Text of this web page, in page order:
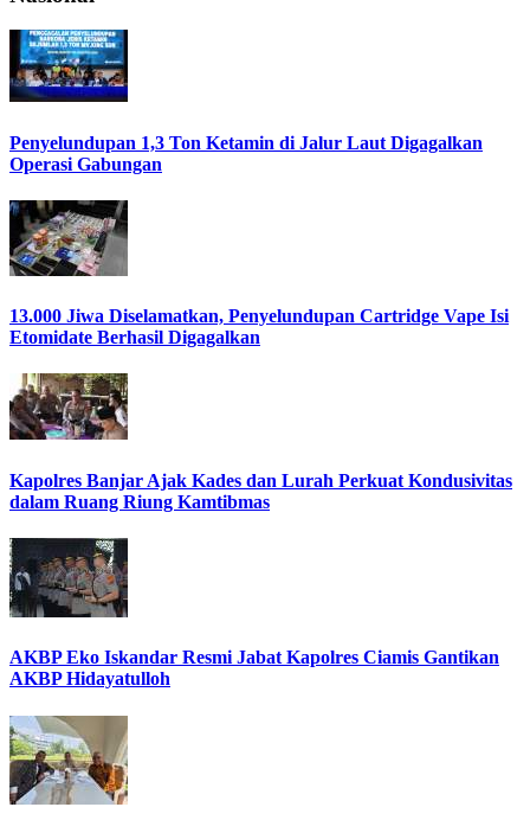
Penyelundupan 1,3 Ton Ketamin di Jalur Laut Digagalkan
Operasi Gabungan
13.000 Jiwa Diselamatkan, Penyelundupan Cartridge Vape Isi
Etomidate Berhasil Digagalkan
Kapolres Banjar Ajak Kades dan Lurah Perkuat Kondusivitas
dalam Ruang Riung Kamtibmas
AKBP Eko Iskandar Resmi Jabat Kapolres Ciamis Gantikan
AKBP Hidayatulloh